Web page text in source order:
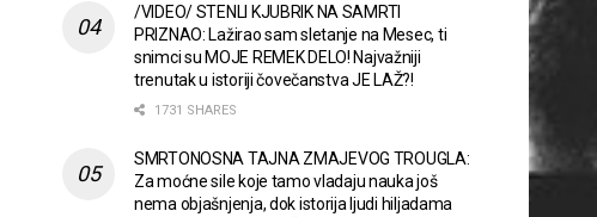
/VIDEO/ STENLI KJUBRIK NA SAMRTI
PRIZNAO: Lažirao sam sletanje na Mesec, ti
snimci su MOJE REMEK DELO! Najvažniji
trenutak u istoriji čovečanstva JE LAŽ?!
1731 SHARES
SMRTONOSNA TAJNA ZMAJEVOG TROUGLA:
Za moćne sile koje tamo vladaju nauka još
nema objašnjenja, dok istorija ljudi hiljadama